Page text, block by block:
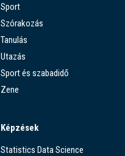
Sport
Szórakozás
Tanulás
Utazás
Sport és szabadidő
Zene
Képzések
Statistics Data Science